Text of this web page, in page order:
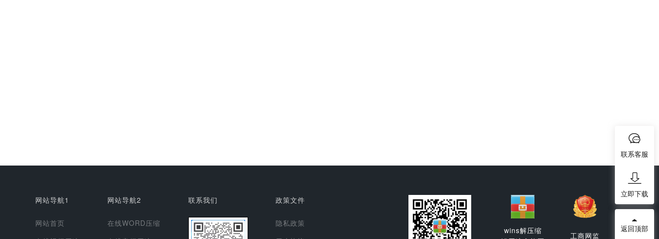
网站导航1
网站首页
网站导航2
在线WORD压缩
联系我们 政策文件
隐私政策
wins解压缩
工商网监
联系客服
立即下载
返回顶部